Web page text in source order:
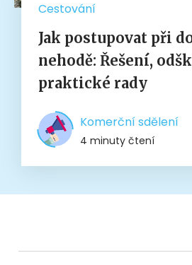
Cestování
Jak postupovat při
nehodě: Řešení,
praktické rady
Komerční sdělení
4 minuty čtení